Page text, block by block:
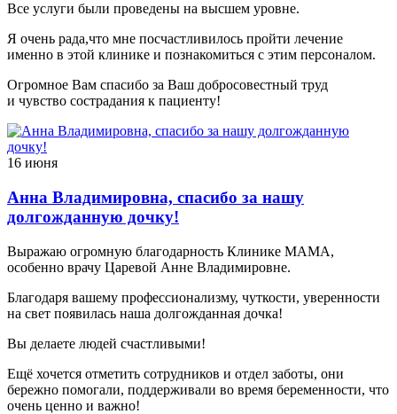
Все услуги были проведены на высшем уровне.
Я очень рада,что мне посчастливилось пройти лечение
именно в этой клинике и познакомиться с этим персоналом.
Огромное Вам спасибо за Ваш добросовестный труд
и чувство сострадания к пациенту!
16 июня
Анна Владимировна, спасибо за нашу
долгожданную дочку!
Выражаю огромную благодарность Клинике МАМА,
особенно врачу Царевой Анне Владимировне.
Благодаря вашему профессионализму, чуткости, уверенности
на свет появилась наша долгожданная дочка!
Вы делаете людей счастливыми!
Ещё хочется отметить сотрудников и отдел заботы, они
бережно помогали, поддерживали во время беременности, что
очень ценно и важно!